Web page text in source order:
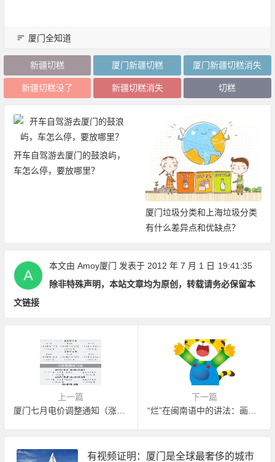
厦门全知道
新疆切糕 厦门新疆切糕 厦门新疆切糕消失
新疆切糕没了 新疆切糕消失 切糕
2019厦门旅游年卡：免费、无
限次畅玩厦门21大景区
本文由 Amoy厦门 发表于 2012 年 7 月 1 日 19:41:35
除非特殊声明，本站文章均为原创，转载请务必保留本
文链接
上一篇
厦门七月电价调整通知（涨价）
下一篇
有视频证明：厦门是全球最奢侈的城市